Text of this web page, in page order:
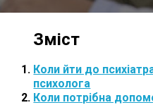
Коли йти до
психолога
Коли потрібна